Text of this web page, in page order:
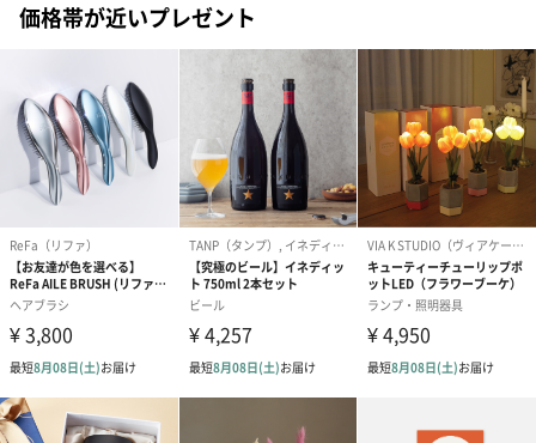
ハンドクリーム3本セッ
ト【ありがとう】
（1,100円）
シャワージェル＆ハン
ドクリーム（ピンクグ
レープフルーツ）
（2,145円）
シャワージェ
ドクリーム（
ッシュローズ
円）
リラックスグッズ
リラックスグッズを同梱してお届けします。
価格帯が近いプレゼント